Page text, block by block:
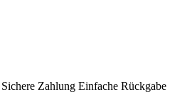
Sichere Zahlung Einfache Rückgabe